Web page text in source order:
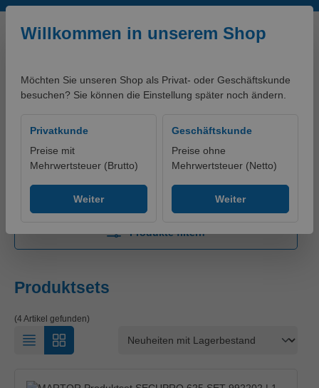
Zum Hauptinhalt springen
Willkommen in unserem Shop
Möchten Sie unseren Shop als Privat- oder Geschäftskunde
besuchen? Sie können die Einstellung später noch ändern.
Privatkunde
Preise mit
Mehrwertsteuer (Brutto)
Weiter
Geschäftskunde
Preise ohne
Mehrwertsteuer (Netto)
Weiter
Produkte filtern
Produktsets
(4 Artikel gefunden)